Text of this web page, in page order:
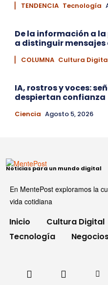
▏ TENDENCIA Tecnología
De la información a
a distinguir
▏ COLUMNA Cultura
IA, rostros y voces:
despiertan confianza
Ciencia Agosto 5, 2026
Noticias para un mundo digital
En MentePost exploramos la
vida cotidiana
Inicio Cultura Digital
Tecnología